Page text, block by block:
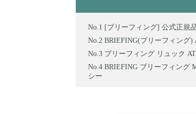
[ブリーフィング] 公式正規
BRIEFING(ブリーフィング)
ブリーフィング リュック
BRIEFING ブリーフィング
シー